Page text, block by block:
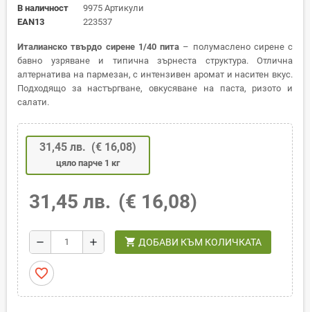
В наличност
9975 Артикули
EAN13
223537
Италианско твърдо сирене 1/40 пита – полумаслено сирене с
бавно узряване и типична зърнеста структура. Отлична
алтернатива на пармезан, с интензивен аромат и наситен вкус.
Подходящо за настъргване, овкусяване на паста, ризото и
салати.
31,45 лв. (€ 16,08)
цяло парче 1 кг
31,45 лв. (€ 16,08)
remove add shopping_cart ДОБАВИ КЪМ КОЛИЧКАТА
favorite_border